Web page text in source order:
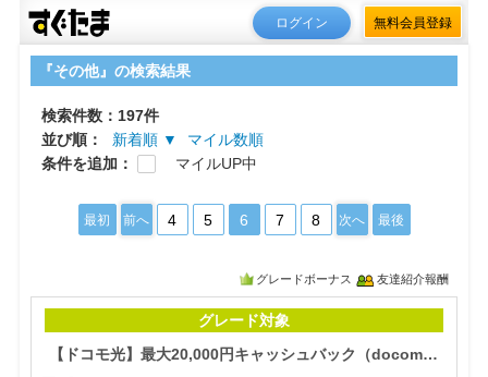
ログイン 無料会員登録
『その他』の検索結果
検索件数：197件
並び順：
新着順 ▼
マイル数順
条件を追加：
マイルUP中
最初 前へ 4 5 6 7 8 次へ 最後
グレードボーナス 友達紹介報酬
グレード対象
【ドコモ光】最大20,000円キャッシュバック（docomo）